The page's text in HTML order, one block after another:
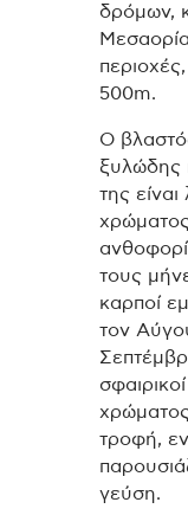
δρόμων,
500m.
Ο
ξυλώδης
της
τους
καρποί
τον
τροφή,
γεύση.